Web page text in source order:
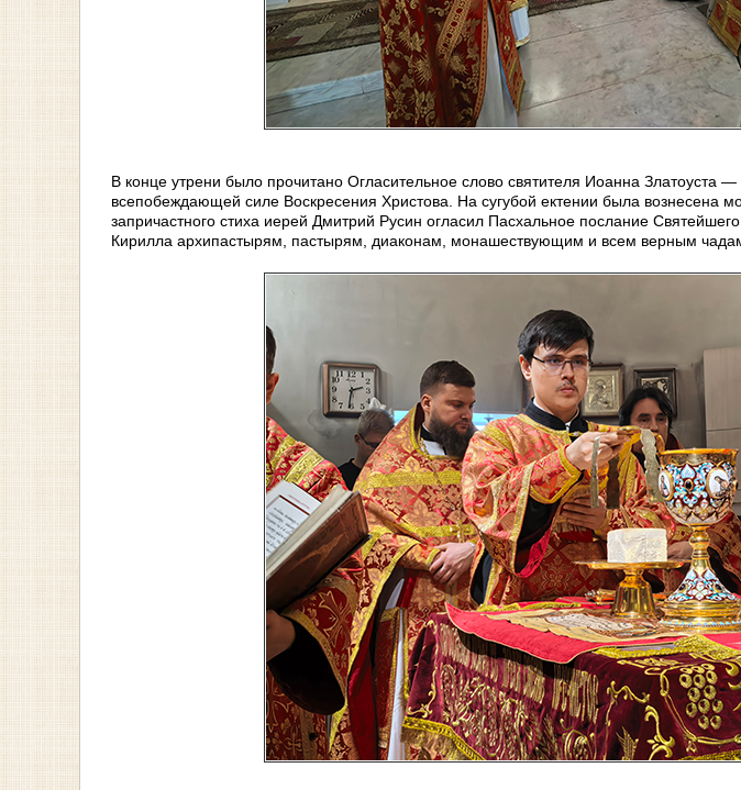
В конце утрени было прочитано Огласительное слово святителя Иоанна Златоуста —
всепобеждающей силе Воскресения Христова. На сугубой ектении была вознесена
запричастного стиха иерей Дмитрий Русин огласил Пасхальное послание
Кирилла архипастырям, пастырям, диаконам, монашествующим и всем верным